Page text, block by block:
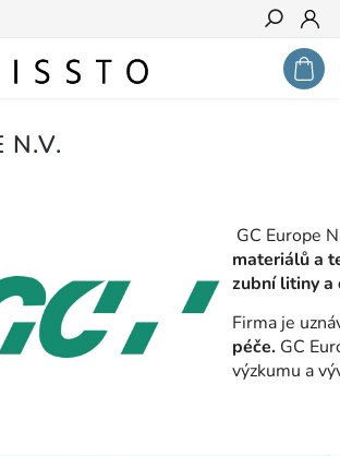
Hledat
N.V.
GC Europe
materiálů a
zubní litiny a
Firma je
péče. GC
výzkumu a